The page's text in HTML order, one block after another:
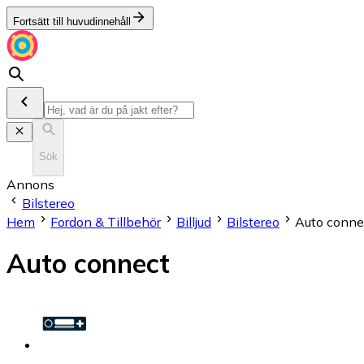
Fortsätt till huvudinnehåll
Sök
Annons
Bilstereo
Hem
Fordon & Tillbehör Billjud Bilstereo Auto
Auto connect